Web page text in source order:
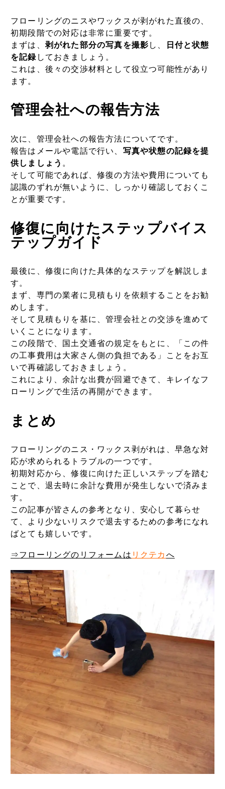
フローリングのニスやワックスが剥がれた直後の、
初期段階での対応は非常に重要です。
まずは、 剥がれた部分の写真を撮影 し、
日付と状態
を記録 しておきましょう。
これは、後々の交渉材料として役立つ可能性があり
ます。
管理会社への報告方法
次に、管理会社への報告方法についてです。
報告はメールや電話で行い、 写真や状態の記録を提
供しましょう 。
そして可能であれば、修復の方法や費用についても
認識のずれが無いように、しっかり確認しておくこ
とが重要です。
修復に向けたステップバイス
テップガイド
最後に、修復に向けた具体的なステップを解説しま
す。
まず、専門の業者に見積もりを依頼することをお勧
めします。
そして見積もりを基に、管理会社との交渉を進めて
いくことになります。
この段階で、国土交通省の規定をもとに、「この件
の工事費用は大家さん側の負担である」ことをお互
いで再確認しておきましょう。
これにより、余計な出費が回避できて、キレイなフ
ローリングで生活の再開ができます。
まとめ
フローリングのニス・ワックス剥がれは、早急な対
応が求められるトラブルの一つです。
初期対応から、修復に向けた正しいステップを踏む
ことで、退去時に余計な費用が発生しないで済みま
す。
この記事が皆さんの参考となり、安心して暮らせ
て、より少ないリスクで退去するための参考になれ
ばとても嬉しいです。
⇒フローリングのリフォームは リクテカ へ